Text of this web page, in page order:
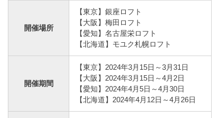
開催場所
【東京】銀座ロフト
【大阪】梅田ロフト
【愛知】名古屋栄ロフト
【北海道】モユク札幌ロフト
開催期間
【東京】2024年3月15日～3月31日
【大阪】2024年3月15日～4月2日
【愛知】2024年4月5日～4月30日
【北海道】2024年4月12日～4月26日